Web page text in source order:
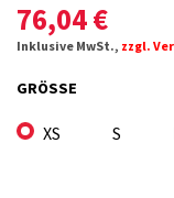
76,04€
Inklusive MwSt., zzgl.
GRÖSSE
XS S